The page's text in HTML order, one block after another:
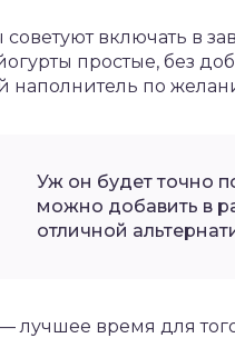
включать в
простые, без
наполнитель по
Уж он будет точно
можно добавить в
отличной
лучшее время для